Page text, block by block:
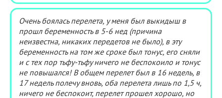
Очень боялась перелета, у меня был выкидыш в
прошл беременность в 5-6 нед (причина
неизвестна, никаких передетов не было), в эту
беременность на том же сроке был тонус, его сняли
и с тех пор тьфу-тьфу ничего не беспокоило и тонус
не повышался! В общем перелет был в 16 недель, в
17 недель полечу вновь, оба перелета лишь по 1,5 ч,
ничего не беспокоит, перелет прошел хорошо, но